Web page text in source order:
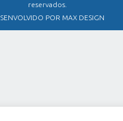
reservados.
POR MAX DESIGN